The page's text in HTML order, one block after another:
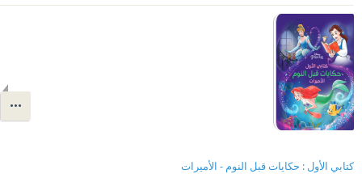
كتابي الأول : حكايات قبل النوم - الأميرات